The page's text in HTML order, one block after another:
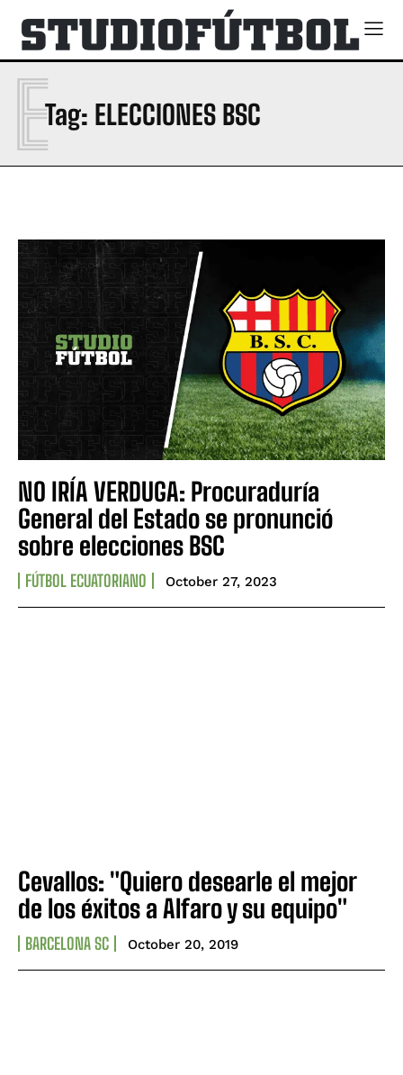
Tag: ELECCIONES BSC
E
NO IRÍA VERDUGA: Procuraduría
General del Estado se pronunció
sobre elecciones BSC
FÚTBOL ECUATORIANO October 27, 2023
Cevallos: "Quiero desearle el mejor
de los éxitos a Alfaro y su equipo"
BARCELONA SC October 20, 2019